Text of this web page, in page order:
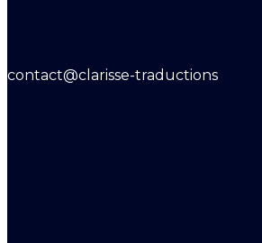
contact@clarisse-traductions